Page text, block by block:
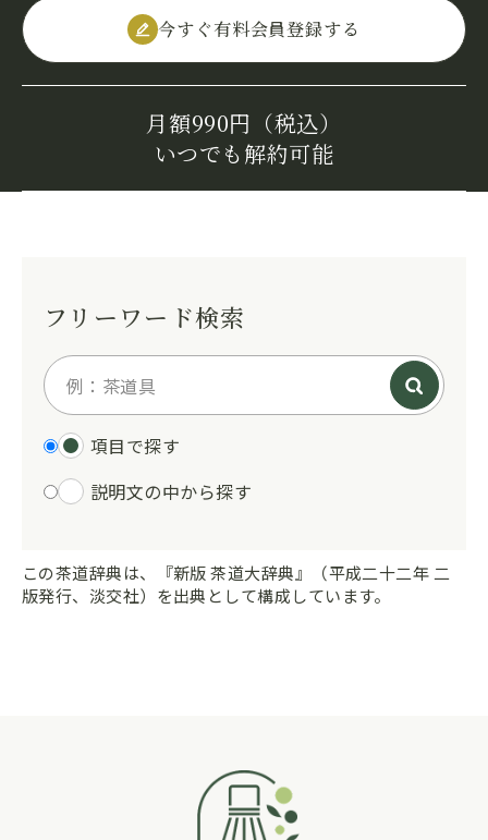
今すぐ有料会員登録する
月額990円（税込）
いつでも解約可能
フリーワード検索
項目で探す
説明文の中から探す
この茶道辞典は、『新版 茶道大辞典』（平成二十二年 二
版発行、淡交社）を出典として構成しています。